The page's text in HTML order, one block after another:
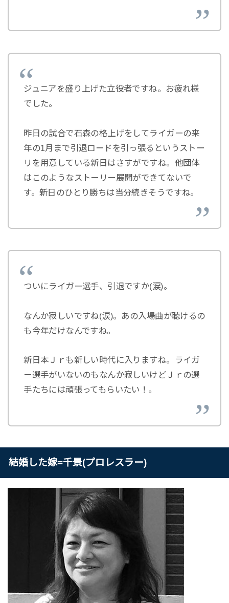
ジュニアを盛り上げた立役者ですね。お疲れ様
でした。
昨日の試合で石森の格上げをしてライガーの来
年の1月まで引退ロードを引っ張るというストー
リを用意している新日はさすがですね。他団体
はこのようなストーリー展開ができてないで
す。新日のひとり勝ちは当分続きそうですね。
ついにライガー選手、引退ですか(涙)。
なんか寂しいですね(涙)。あの入場曲が聴けるの
も今年だけなんですね。
新日本Ｊｒも新しい時代に入りますね。ライガ
ー選手がいないのもなんか寂しいけどＪｒの選
手たちには頑張ってもらいたい！。
結婚した嫁=千景(プロレスラー)